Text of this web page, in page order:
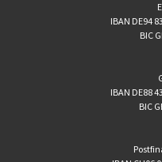
IBAN DE94
BIC
IBAN DE88
BIC